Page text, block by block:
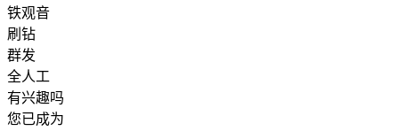
铁观音
刷钻
群发
全人工
有兴趣吗
您已成为